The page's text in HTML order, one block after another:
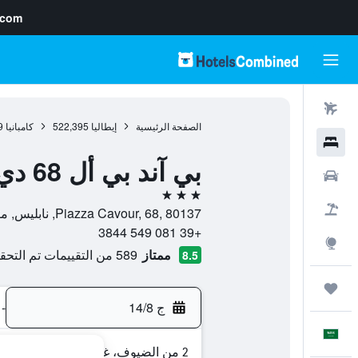
الصفحة الرئيسية إيطاليا 522,395 كامبانيا
بي آند بي أل 68 دي بياتزا كافور
3 نجوم
Piazza Cavour, 68, 80137, نابليس, مقاطعة نابولي, إيطاليا
+39 081 549 3844
8.5 ممتاز 589 من التقييمات تم التحقق منها
ج 14/8 -
2 من الضيوف، غرفة واحدة